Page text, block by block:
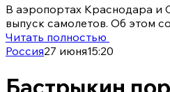
В аэропортах Краснодара и
выпуск самолетов. Об этом
Читать полностью
Россия27 июня15:20